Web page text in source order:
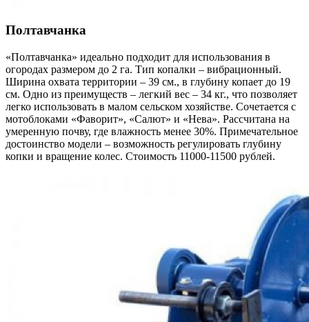
Полтавчанка
«Полтавчанка» идеально подходит для использования в
огородах размером до 2 га. Тип копалки – вибрационный.
Ширина охвата территории – 39 см., в глубину копает до 19
см. Одно из преимуществ – легкий вес – 34 кг., что позволяет
легко использовать в малом сельском хозяйстве. Сочетается с
мотоблоками «Фаворит», «Салют» и «Нева». Рассчитана на
умеренную почву, где влажность менее 30%. Примечательное
достоинство модели – возможность регулировать глубину
копки и вращение колес. Стоимость 11000-11500 рублей.